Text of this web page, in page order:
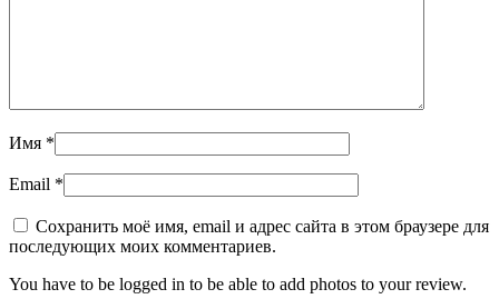
Имя *
Email *
Сохранить моё имя, email и адрес сайта в этом браузере для
последующих моих комментариев.
You have to be logged in to be able to add photos to your review.